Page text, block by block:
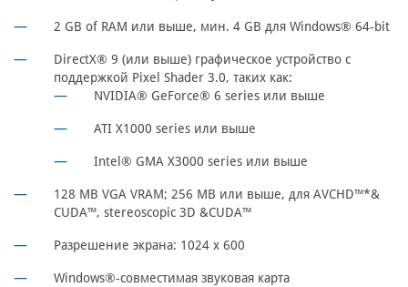
2 GB of RAM или выше, мин. 4 GB для Windows® 64-bit
DirectX® 9 (или выше) графическое устройство с
поддержкой Pixel Shader 3.0, таких как:
NVIDIA® GeForce® 6 series или выше
ATI X1000 series или выше
Intel® GMA X3000 series или выше
128 MB VGA VRAM; 256 MB или выше, для AVCHD™*&
CUDA™, stereoscopic 3D &CUDA™
Разрешение экрана: 1024 x 600
Windows®-совместимая звуковая карта